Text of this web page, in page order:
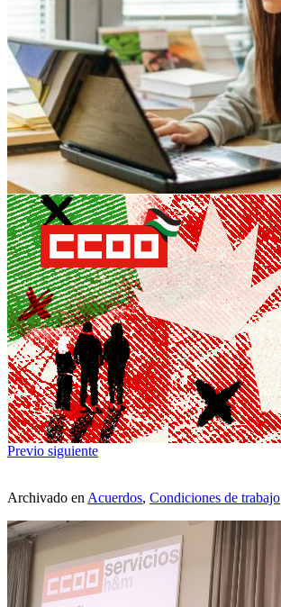
Previo siguiente
Archivado enAcuerdos, Condiciones de trabajo